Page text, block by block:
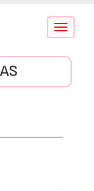
Conmutar